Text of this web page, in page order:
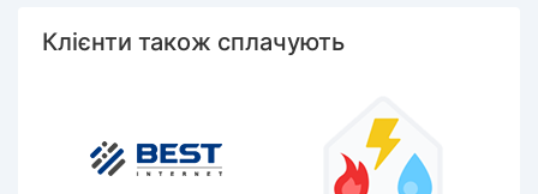
Клієнти також сплачують